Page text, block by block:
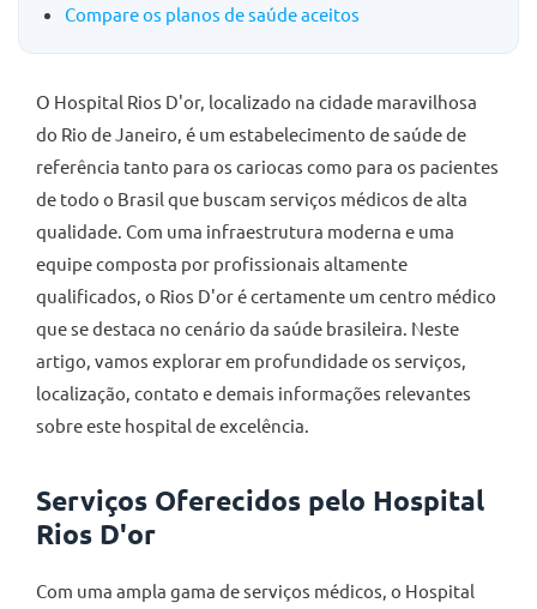
Compare os planos de saúde aceitos
O Hospital Rios D'or, localizado na cidade maravilhosa
do Rio de Janeiro, é um estabelecimento de saúde de
referência tanto para os cariocas como para os pacientes
de todo o Brasil que buscam serviços médicos de alta
qualidade. Com uma infraestrutura moderna e uma
equipe composta por profissionais altamente
qualificados, o Rios D'or é certamente um centro médico
que se destaca no cenário da saúde brasileira. Neste
artigo, vamos explorar em profundidade os serviços,
localização, contato e demais informações relevantes
sobre este hospital de excelência.
Serviços Oferecidos pelo Hospital
Rios D'or
Com uma ampla gama de serviços médicos, o Hospital